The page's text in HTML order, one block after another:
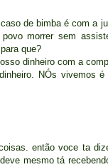
de bimba é com a
morrer sem
que?
dinheiro com a
NÓs vivemos
então voce ta
mesmo tá